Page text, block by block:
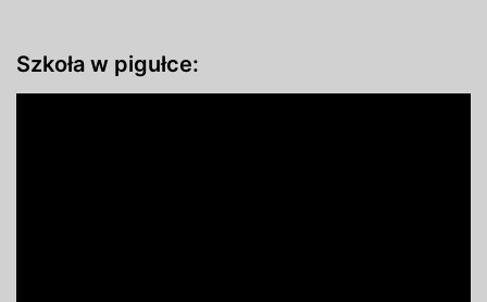
Szkoła w pigułce: